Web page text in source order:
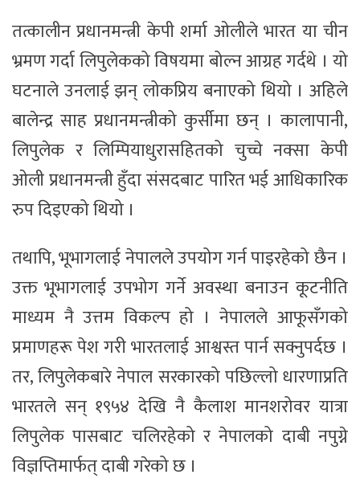
तत्कालीन प्रधानमन्त्री केपी शर्मा ओलीले भारत या चीन
भ्रमण गर्दा लिपुलेकको विषयमा बोल्न आग्रह गर्दथे । यो
घटनाले उनलाई झन् लोकप्रिय बनाएको थियो । अहिले
बालेन्द्र साह प्रधानमन्त्रीको कुर्सीमा छन् । कालापानी,
लिपुलेक र लिम्पियाधुरासहितको चुच्चे नक्सा केपी
ओली प्रधानमन्त्री हुँदा संसदबाट पारित भई आधिकारिक
रुप दिइएको थियो ।
तथापि, भूभागलाई नेपालले उपयोग गर्न पाइरहेको छैन ।
उक्त भूभागलाई उपभोग गर्ने अवस्था बनाउन कूटनीति
माध्यम नै उत्तम विकल्प हो । नेपालले आफूसँगको
प्रमाणहरू पेश गरी भारतलाई आश्वस्त पार्न सक्नुपर्दछ ।
तर, लिपुलेकबारे नेपाल सरकारको पछिल्लो धारणाप्रति
भारतले सन् १९५४ देखि नै कैलाश मानशरोवर यात्रा
लिपुलेक पासबाट चलिरहेको र नेपालको दाबी नपुग्ने
विज्ञप्तिमार्फत् दाबी गरेको छ ।